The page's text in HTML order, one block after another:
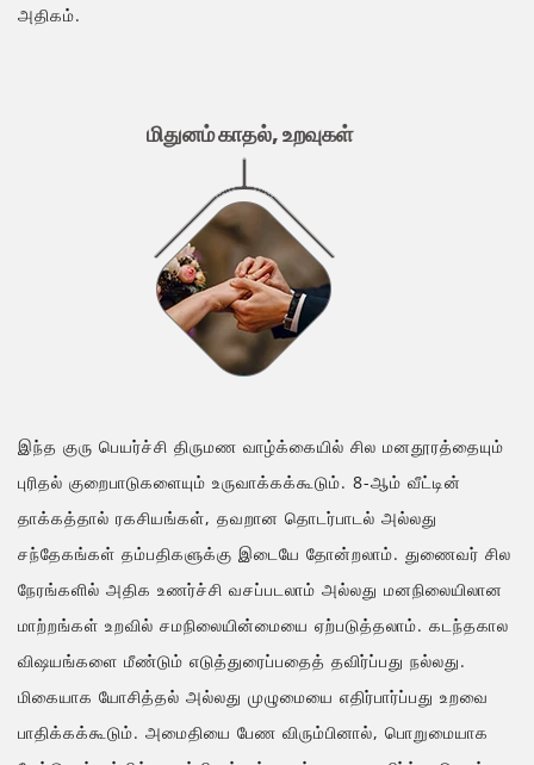
அதிகம்.
மிதுனம் காதல், உறவுகள்
இந்த குரு பெயர்ச்சி திருமண வாழ்க்கையில் சில மனதூரத்தையும்
புரிதல் குறைபாடுகளையும் உருவாக்கக்கூடும். 8-ஆம் வீட்டின்
தாக்கத்தால் ரகசியங்கள், தவறான தொடர்பாடல் அல்லது
சந்தேகங்கள் தம்பதிகளுக்கு இடையே தோன்றலாம். துணைவர் சில
நேரங்களில் அதிக உணர்ச்சி வசப்படலாம் அல்லது மனநிலையிலான
மாற்றங்கள் உறவில் சமநிலையின்மையை ஏற்படுத்தலாம். கடந்தகால
விஷயங்களை மீண்டும் எடுத்துரைப்பதைத் தவிர்ப்பது நல்லது.
மிகையாக யோசித்தல் அல்லது முழுமையை எதிர்பார்ப்பது உறவை
பாதிக்கக்கூடும். அமைதியை பேண விரும்பினால், பொறுமையாக